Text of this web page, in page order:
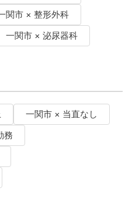
関市 × 整形外科
一関市 × 泌尿器科
一関市 × 当直なし
務